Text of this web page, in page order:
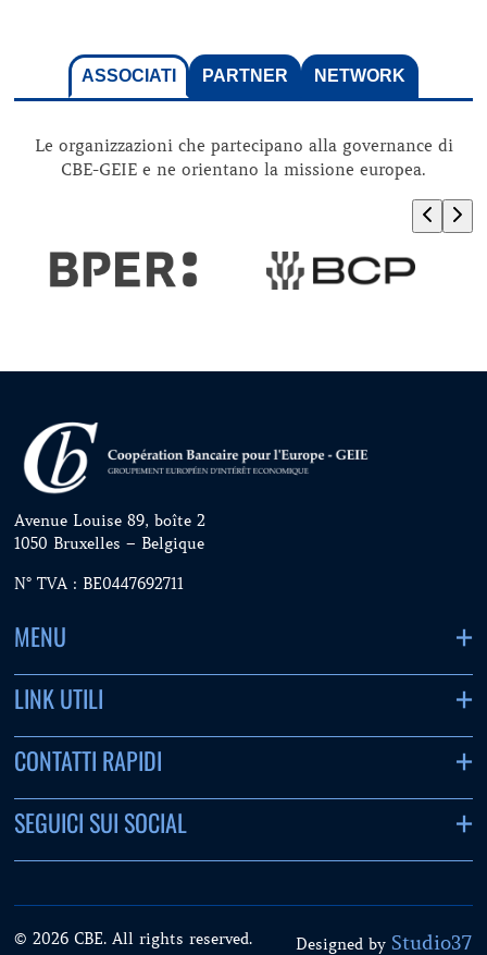
ASSOCIATI PARTNER NETWORK
Le organizzazioni che partecipano alla governance di
CBE-GEIE e ne orientano la missione europea.
Avenue Louise 89, boîte 2
1050 Bruxelles – Belgique
N° TVA : BE0447692711
MENU
LINK UTILI
CONTATTI RAPIDI
SEGUICI SUI SOCIAL
© 2026 CBE. All rights reserved. Designed by Studio37